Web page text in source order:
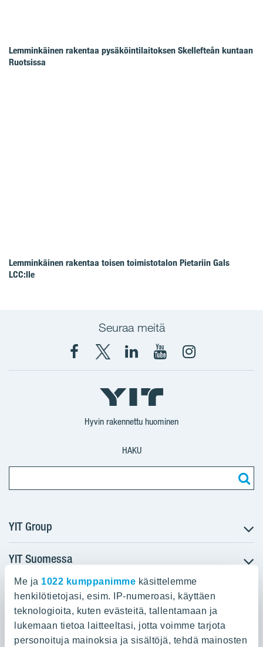
Me ja 1022 kumppanimme käsittelemme
henkilötietojasi, esim. IP-numeroasi, käyttäen
teknologioita, kuten evästeitä, tallentamaan ja
lukemaan tietoa laitteeltasi, jotta voimme tarjota
personoituja mainoksia ja sisältöjä, tehdä mainosten
Lemminkäinen rakentaa pysäköintilaitoksen Skellefteån kuntaan
Ruotsissa
Lemminkäinen rakentaa toisen toimistotalon Pietariin Gals
LCC:lle
Seuraa meitä
Facebook
X
YIT
Suomi
YIT
Corporation
YIT
Corporation
Instagram
Hyvin rakennettu huominen
HAKU
YIT Group
Tietoa YIT:stä
Töihin meille
Sijoittajat
Projektit
Vastuullisuus
YIT Suomessa
Myytävät asunnot
Vuokrattavat toimitilat
Kiinteistösijoittaminen
YIT:n pääkonttori
Panuntie 11, PL 36, 00620 Helsinki